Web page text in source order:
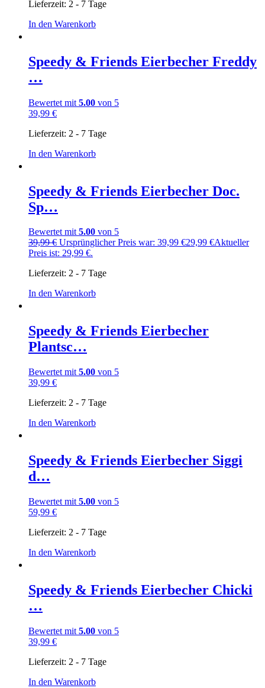
Lieferzeit: 2 - 7 Tage
In den Warenkorb
Speedy & Friends Eierbecher Freddy
…
Bewertet mit 5.00 von 5
39,99 €
Lieferzeit: 2 - 7 Tage
In den Warenkorb
Speedy & Friends Eierbecher Doc.
Sp…
Bewertet mit5.00 von 5
39,99€ Ursprünglicher Preis war: 39,99 €29,99 €Aktueller
Preis ist: 29,99 €.
Lieferzeit: 2 - 7 Tage
In den Warenkorb
Speedy & Friends Eierbecher
Plantsc…
Bewertet mit 5.00 von 5
39,99 €
Lieferzeit: 2 - 7 Tage
In den Warenkorb
Speedy & Friends Eierbecher Siggi
d…
Bewertet mit 5.00 von 5
59,99 €
Lieferzeit: 2 - 7 Tage
In den Warenkorb
Speedy & Friends Eierbecher Chicki
…
Bewertet mit 5.00 von 5
39,99 €
Lieferzeit: 2 - 7 Tage
In den Warenkorb